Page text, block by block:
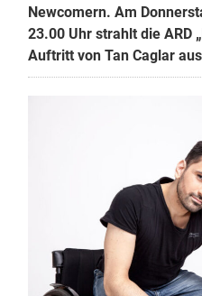
Newcomern. Am
23.00 Uhr strahlt die ARD
Auftritt von Tan Caglar